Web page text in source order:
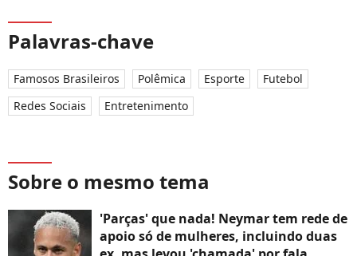
Palavras-chave
Famosos Brasileiros Polêmica Esporte
Futebol
Redes Sociais
Entretenimento
Sobre o mesmo tema
'Parças' que nada! Neymar tem rede de
apoio só de mulheres, incluindo duas